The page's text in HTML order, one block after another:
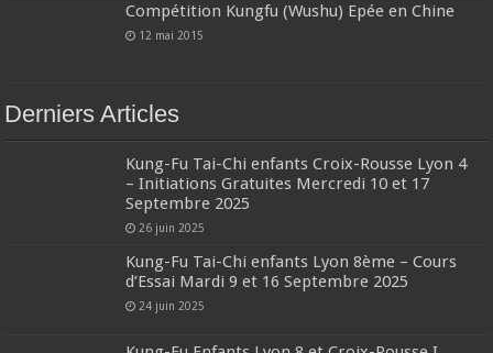
Compétition Kungfu (Wushu) Epée en Chine
12 mai 2015
Derniers Articles
Kung-Fu Tai-Chi enfants Croix-Rousse Lyon 4
– Initiations Gratuites Mercredi 10 et 17
Septembre 2025
26 juin 2025
Kung-Fu Tai-Chi enfants Lyon 8ème – Cours
d’Essai Mardi 9 et 16 Septembre 2025
24 juin 2025